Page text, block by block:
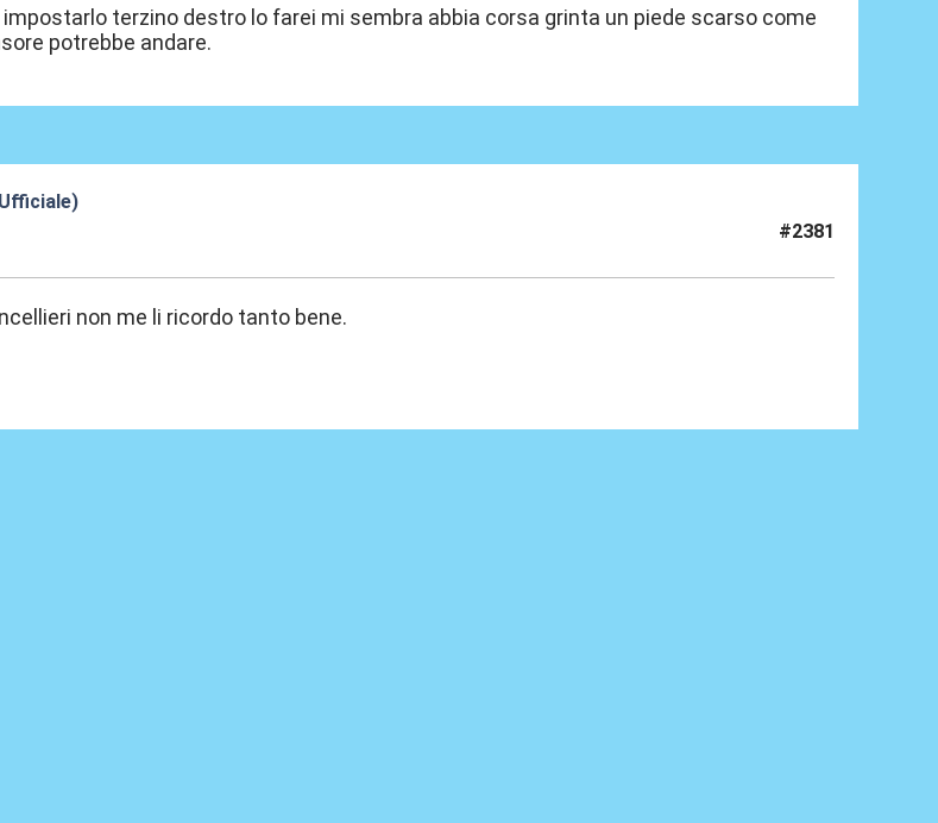
terzino destro lo farei mi sembra abbia corsa grinta un piede scarso come
potrebbe andare.
#2381
non me li ricordo tanto bene.